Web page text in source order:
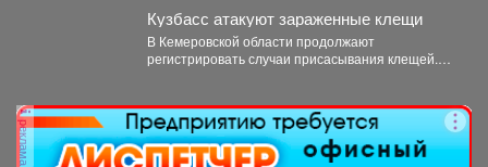
Кузбасс атакуют зараженные клещи
В Кемеровской области продолжают
регистрировать случаи присасывания клещей.
реклама